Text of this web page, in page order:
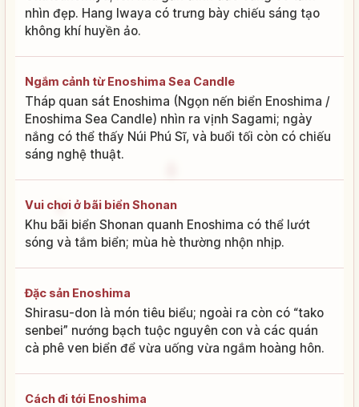
nhìn đẹp. Hang Iwaya có trưng bày chiếu sáng tạo
không khí huyền ảo.
Ngắm cảnh từ Enoshima Sea Candle
Tháp quan sát Enoshima (Ngọn nến biển Enoshima /
Enoshima Sea Candle) nhìn ra vịnh Sagami; ngày
nắng có thể thấy Núi Phú Sĩ, và buổi tối còn có chiếu
sáng nghệ thuật.
Vui chơi ở bãi biển Shonan
Khu bãi biển Shonan quanh Enoshima có thể lướt
sóng và tắm biển; mùa hè thường nhộn nhịp.
Đặc sản Enoshima
Shirasu-don là món tiêu biểu; ngoài ra còn có “tako
senbei” nướng bạch tuộc nguyên con và các quán
cà phê ven biển để vừa uống vừa ngắm hoàng hôn.
Cách đi tới Enoshima